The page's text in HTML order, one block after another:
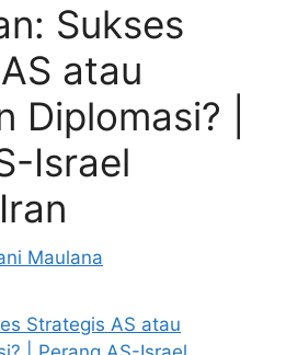
Sukses
atau
Diplomasi? |
Israel
Maulana